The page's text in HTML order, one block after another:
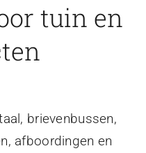
tuin en
brievenbussen,
afboordingen en